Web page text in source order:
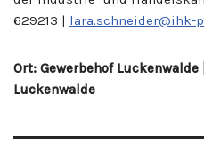
629213 | lara.schneider@ihk-
Ort: Gewerbehof
Luckenwalde